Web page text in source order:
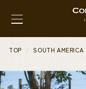
TOP SOUTH AMERICA